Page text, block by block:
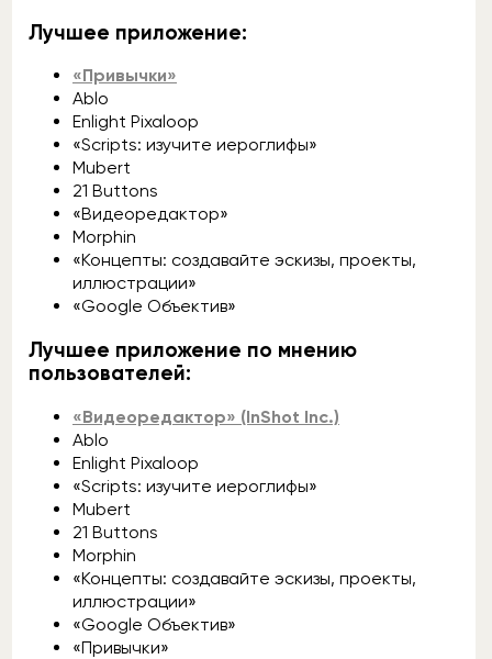
Лучшее приложение:
«Привычки»
Ablo
Enlight Pixaloop
«Scripts: изучите иероглифы»
Mubert
21 Buttons
«Видеоредактор»
Morphin
«Концепты: создавайте эскизы, проекты,
иллюстрации»
«Google Объектив»
Лучшее приложение по мнению
пользователей:
«Видеоредактор» (InShot Inc.)
Ablo
Enlight Pixaloop
«Scripts: изучите иероглифы»
Mubert
21 Buttons
Morphin
«Концепты: создавайте эскизы, проекты,
иллюстрации»
«Google Объектив»
«Привычки»